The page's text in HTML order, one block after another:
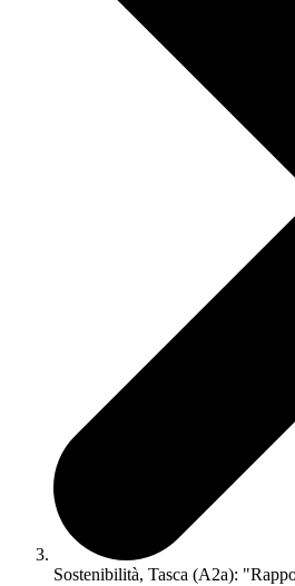
Sostenibilità, Tasca (A2a):